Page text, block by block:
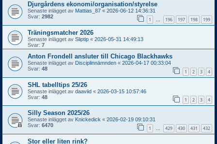
Djurgårdens ekonomi/organisation/styrelse
Senaste inlägget av Mattias_87 « 2026-06-12 14:36:31
Svar: 2982 1 … 196 197 198 199
Träningsmatcher 2026
Senaste inlägget av Sliptip « 2026-05-31 14:49:13
Svar: 7
Anton Frondell ansluter till Chicago Blackhawks
Senaste inlägget av Disciplinnämnden « 2026-04-17 00:33:04
Svar: 48 1 2 3 4
SHL tabelltips 25/26
Senaste inlägget av daaviid « 2026-03-15 10:57:46
Svar: 48 1 2 3 4
Silly Season 2025/26
Senaste inlägget av Knickedick « 2026-02-19 09:10:31
Svar: 6470 1 … 429 430 431 432
Stor eller liten rink?